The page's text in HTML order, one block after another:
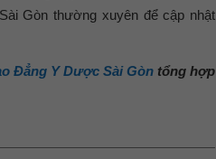
Gòn thường xuyên để cập nhật
Đẳng Y Dược Sài Gòn tổng hợp